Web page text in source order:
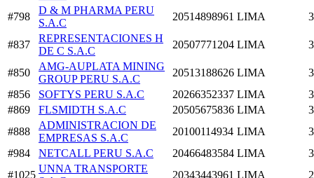
#798
D & M PHARMA PERU
S.A.C
20514898961 LIMA
#837
REPRESENTACIONES H
DE C S.A.C
20507771204 LIMA
#850
AMG-AUPLATA MINING
GROUP PERU S.A.C
20513188626 LIMA
#856
SOFTYS PERU S.A.C 20266352337 LIMA
#869
FLSMIDTH S.A.C 20505675836 LIMA
#888
ADMINISTRACION DE
EMPRESAS S.A.C
20100114934 LIMA
#984
NETCALL PERU S.A.C 20466483584 LIMA
#1025
UNNA TRANSPORTE
20343443961 LIMA